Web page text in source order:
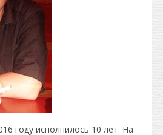
году исполнилось 10 лет. На